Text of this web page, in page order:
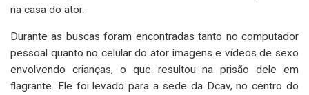
na casa do ator.
Durante as buscas foram encontradas tanto no computador
pessoal quanto no celular do ator imagens e vídeos de sexo
envolvendo crianças, o que resultou na prisão dele em
flagrante. Ele foi levado para a sede da Dcav, no centro do